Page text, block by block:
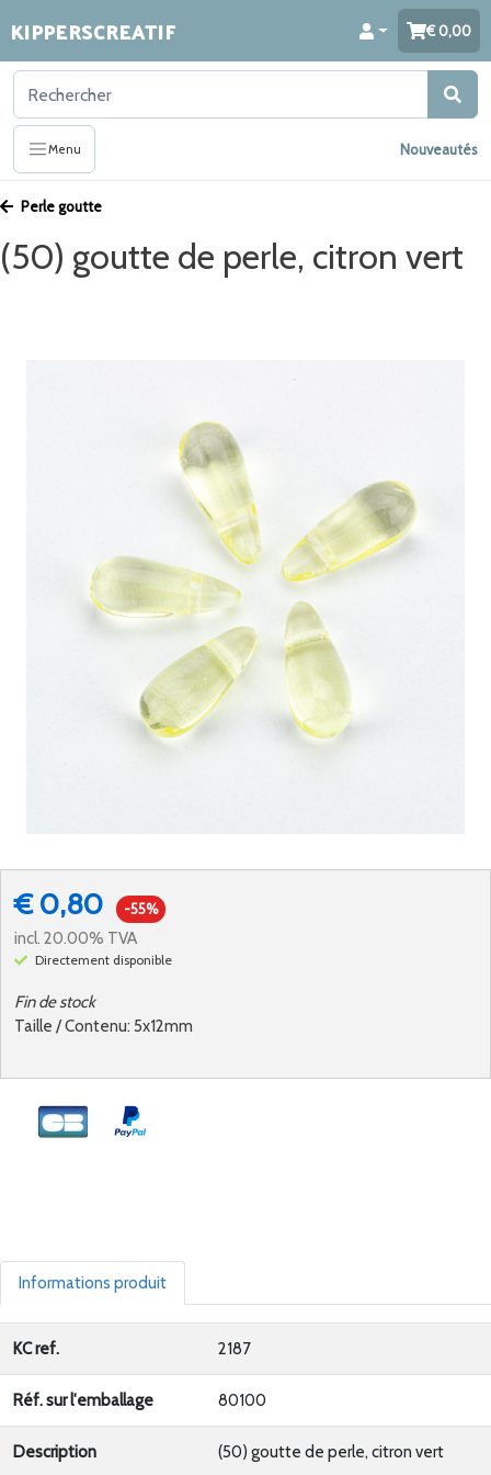
KIPPERSCREATIF 0,00
Menu Nouveautés
Perle goutte
(50) goutte de perle, citron vert
Taille / Contenu: 5x12mm
Fin de stock
€ 0,80 -55%
incl. 20.00% TVA
Directement disponible
Informations produit
KC ref. 2187
Réf. sur l'emballage 80100
Description (50) goutte de perle, citron vert